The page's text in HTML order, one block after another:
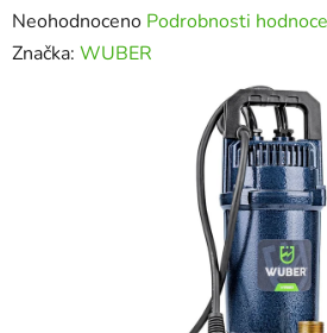
Průměrné
hodnocení
Neohodnoceno Podrobnosti
Značka: WUBER